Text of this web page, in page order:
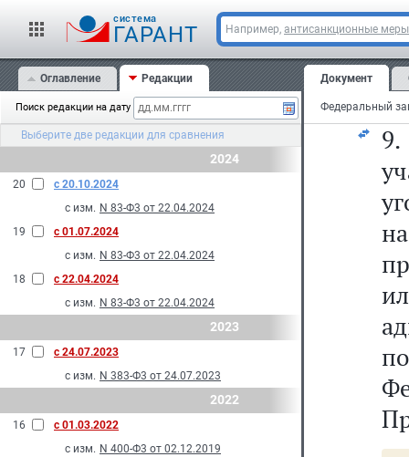
cистема
ГАРАНТ Например, антисанкционные меры
Оглавление Редакции
Поиск редакции на дату
Выберите две редакции для сравнения
2024
20
с 20.10.2024
с изм. N 83-Ф3 от 22.04.2024
19
с 01.07.2024
с изм. N 83-Ф3 от 22.04.2024
18
с 22.04.2024
с изм. N 83-Ф3 от 22.04.2024
2023
17
с 24.07.2023
с изм. N 383-Ф3 от 24.07.2023
2022
16
с 01.03.2022
с изм. N 400-Ф3 от 02.12.2019
Документ
о
в